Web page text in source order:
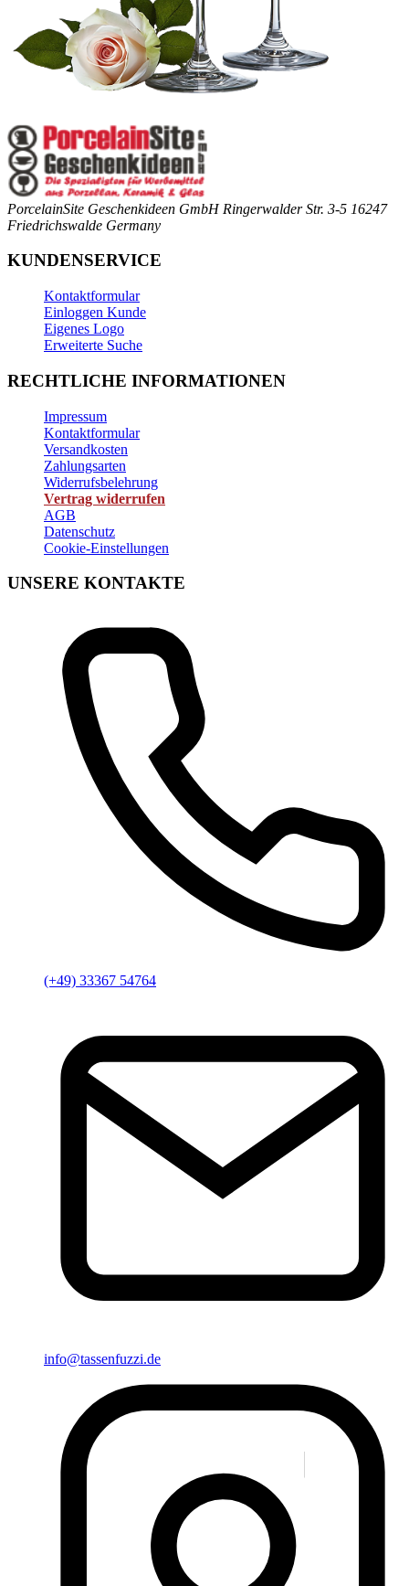
PorcelainSite Geschenkideen GmbH Ringerwalder Str. 3-5 16247
Friedrichswalde Germany
KUNDENSERVICE
Kontaktformular
Einloggen Kunde
Eigenes Logo
Erweiterte Suche
RECHTLICHE INFORMATIONEN
Impressum
Kontaktformular
Versandkosten
Zahlungsarten
Widerrufsbelehrung
Vertrag widerrufen
AGB
Datenschutz
Cookie-Einstellungen
UNSERE KONTAKTE
(+49) 33367 54764
info@tassenfuzzi.de